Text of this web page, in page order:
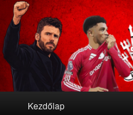
Stretford
We'll never die
Tovább az elsődleges
Tovább a másodlagos
Kezdőlap